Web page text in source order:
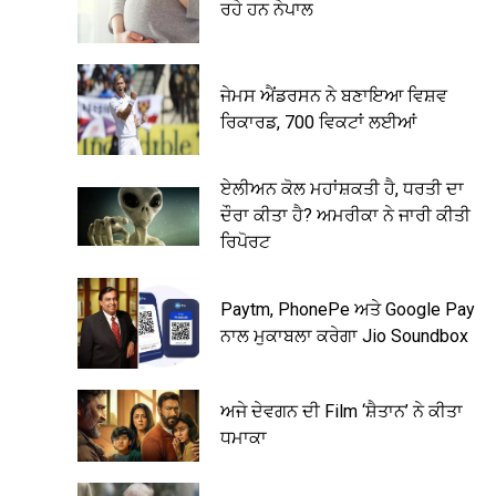
ਰਹੇ ਹਨ ਨੇਪਾਲ
ਜੇਮਸ ਐਂਡਰਸਨ ਨੇ ਬਣਾਇਆ ਵਿਸ਼ਵ
ਰਿਕਾਰਡ, 700 ਵਿਕਟਾਂ ਲਈਆਂ
ਏਲੀਅਨ ਕੋਲ ਮਹਾਂਸ਼ਕਤੀ ਹੈ, ਧਰਤੀ ਦਾ
ਦੌਰਾ ਕੀਤਾ ਹੈ? ਅਮਰੀਕਾ ਨੇ ਜਾਰੀ ਕੀਤੀ
ਰਿਪੋਰਟ
Paytm, PhonePe ਅਤੇ Google Pay
ਨਾਲ ਮੁਕਾਬਲਾ ਕਰੇਗਾ Jio Soundbox
ਅਜੇ ਦੇਵਗਨ ਦੀ Film ‘ਸ਼ੈਤਾਨ’ ਨੇ ਕੀਤਾ
ਧਮਾਕਾ